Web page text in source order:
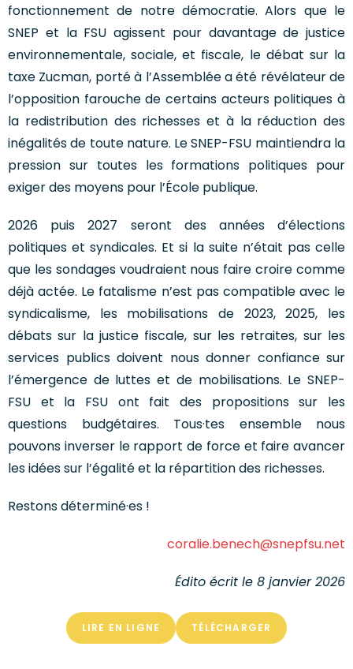
fonctionnement de notre démocratie. Alors que le
SNEP et la FSU agissent pour davantage de justice
environnementale, sociale, et fiscale, le débat sur la
taxe Zucman, porté à l’Assemblée a été révélateur de
l’opposition farouche de certains acteurs politiques à
la redistribution des richesses et à la réduction des
inégalités de toute nature. Le SNEP-FSU maintiendra la
pression sur toutes les formations politiques pour
exiger des moyens pour l’École publique.
2026 puis 2027 seront des années d’élections
politiques et syndicales. Et si la suite n’était pas celle
que les sondages voudraient nous faire croire comme
déjà actée. Le fatalisme n’est pas compatible avec le
syndicalisme, les mobilisations de 2023, 2025, les
débats sur la justice fiscale, sur les retraites, sur les
services publics doivent nous donner confiance sur
l’émergence de luttes et de mobilisations. Le SNEP-
FSU et la FSU ont fait des propositions sur les
questions budgétaires. Tous·tes ensemble nous
pouvons inverser le rapport de force et faire avancer
les idées sur l’égalité et la répartition des richesses.
Restons déterminé·es !
coralie.benech@snepfsu.net
Édito écrit le 8 janvier 2026
LIRE EN LIGNE TÉLÉCHARGER